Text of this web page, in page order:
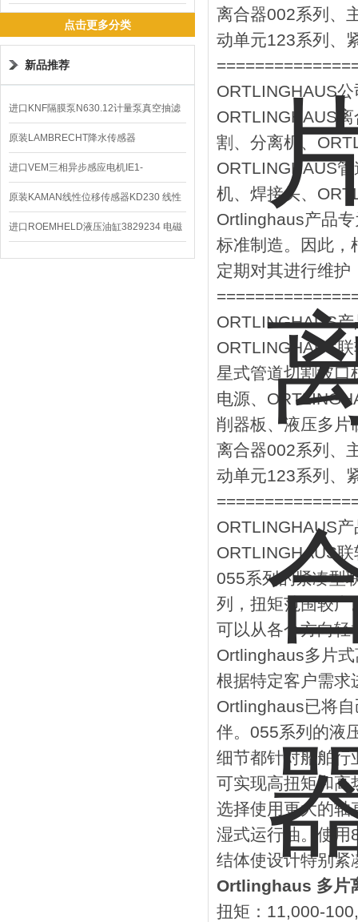
点击更多分类
新品推荐
进口KNF隔膜泵N630.12计量泵真空抽滤
泵价格
原装LAMBRECHT降水传感器
00.14575.20气象仪
进口VEM三相异步感应电机IE1-
K21R80G4马达
原装KAMAN线性位移传感器KD230 线性
编码器
进口ROEMHELD液压油缸3829234 电磁
阀定位器
离合器002系列、
动单元123系列、
ORTLINGHAUS
ORTLINGHAUS
割、分离机、
ORTLINGHAUS
机、焊接头、
Ortlinghaus产品
标准制造。因此，
定期对其进行维护
ORTLINGHAUS
ORTLINGHAUS
星式管道切割坡口
电源、
削器板、液压多片
离合器002系列、
动单元123系列、
ORTLINGHAUS
ORTLINGHAUS
055系列的紧凑型
列，扭矩范围较广
可以从各个方向轻
Ortlinghaus多片
根据特定客户需求
Ortlinghaus已将
伴。055系列的液
细节都针对船舶行
可实现高扭矩和高
选择使用更大的轴
湿式运行油。使用
结体使设计特别紧
Ortlinghaus 多片
扭矩：11,000-